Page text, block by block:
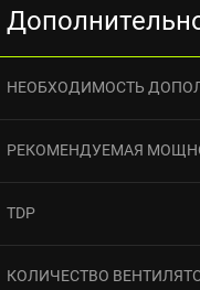
НЕОБХОДИМОСТЬ
РЕКОМЕНДУЕМАЯ
TDP
КОЛИЧЕСТВО